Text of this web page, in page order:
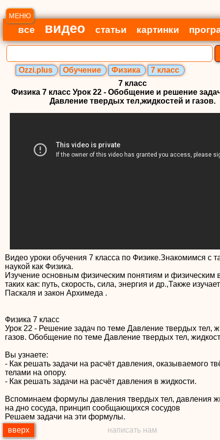
МЕНЮ
все видео статьи картинки
Ozzi.plus Обучение Физика
7 класс
7 класс
Физика 7 класс Урок 22 - Обобщение и решение
Давление твердых тел,жидкостей и газов.
Видео уроки обучения 7 класса по Физике.Знакомимся с
наукой как Физика.
Изучение основным физическим понятиям и физическим
таких как: путь, скорость, сила, энергия и др.,Также
Паскаля и закон Архимеда .
Физика 7 класс
Урок 22 - Решение задач по теме Давление твердых тел,
газов. Обобщение по теме Давление твердых тел,
Вы узнаете:
- Как решать задачи на расчёт давления, оказываемого
телами на опору.
- Как решать задачи на расчёт давления в жидкости.
Вспоминаем формулы давления твердых тел, давления
на дно сосуда, принцип сообщающихся сосудов
Решаем задачи на эти формулы.
написать нам
вверх